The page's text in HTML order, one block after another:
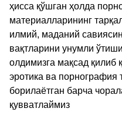
ҳисса қўшган ҳолда
материалларининг
илмий, маданий
вақтларини унумли
олдимизга мақсад қилиб
эротика ва
борилаётган барча
қувватлаймиз